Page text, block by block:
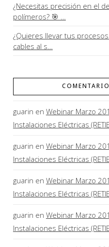
¿Necesitas precisión en el
polímeros? 🎯 …
¿Quieres llevar tus
cables al s…
guarin en Webinar Marzo
Instalaciones Eléctricas
guarin en Webinar Marzo
Instalaciones Eléctricas
guarin en Webinar Marzo
Instalaciones Eléctricas
guarin en Webinar Marzo
Instalaciones Eléctricas